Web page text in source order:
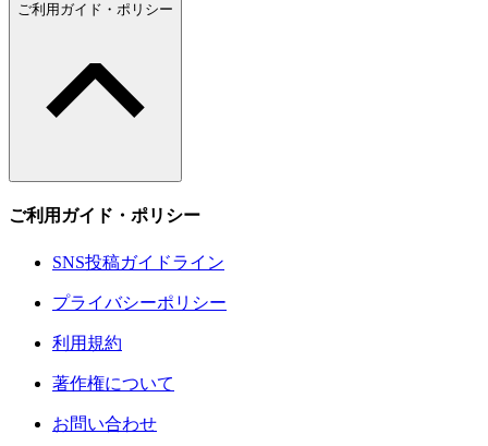
ご利用ガイド・ポリシー
ご利用ガイド・ポリシー
SNS投稿ガイドライン
プライバシーポリシー
利用規約
著作権について
お問い合わせ